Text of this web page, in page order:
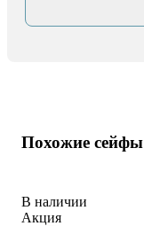
Похожие сейфы
В наличии
Акция